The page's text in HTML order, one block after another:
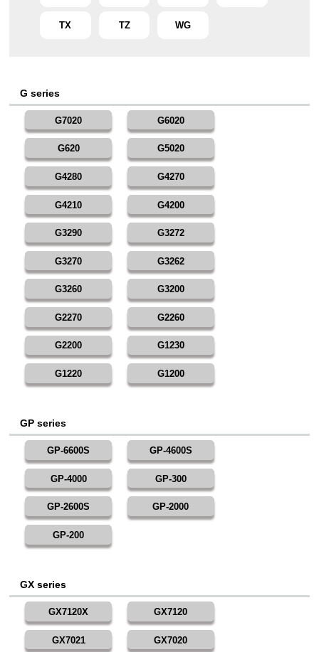
TX TZ WG
G series
G7020 G6020
G620 G5020
G4280 G4270
G4210 G4200
G3290 G3272
G3270 G3262
G3260 G3200
G2270 G2260
G2200 G1230
G1220 G1200
GP series
GP-6600S GP-4600S
GP-4000 GP-300
GP-2600S GP-2000
GP-200
GX series
GX7120X GX7120
GX7021 GX7020